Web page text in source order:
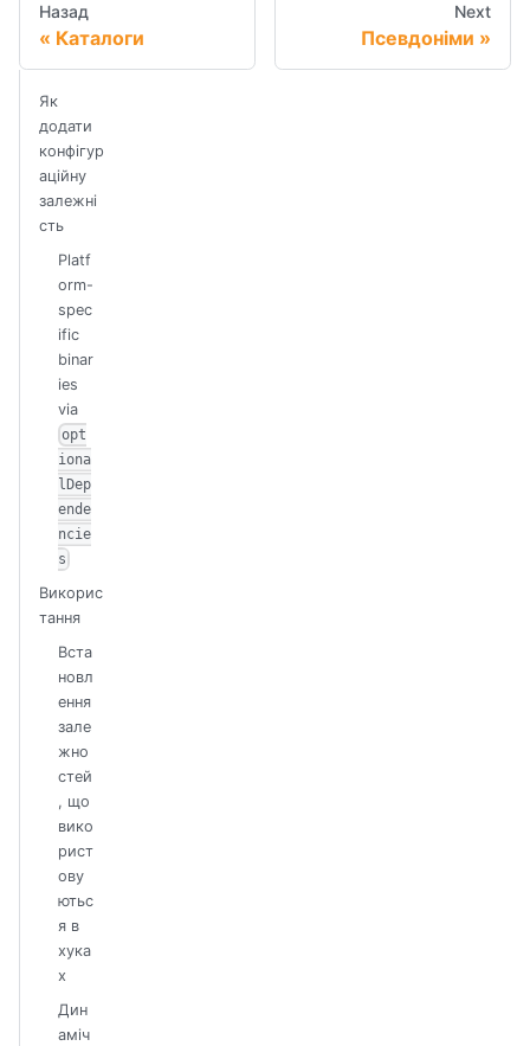
Назад
Каталоги
Next
Псевдоніми
Як
додати
конфігур
аційну
залежні
сть
Platf
orm-
spec
ific
binar
ies
via
opt
iona
lDep
ende
ncie
s
Викорис
тання
Вста
новл
ення
зале
жно
стей
, що
вико
рист
ову
ютьс
я в
хука
х
Дин
аміч